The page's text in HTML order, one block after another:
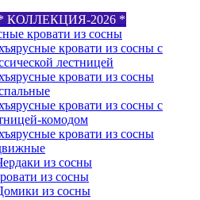
КОЛЛЕКЦИЯ-2026 *
кровати из сосны
кровати из сосны с
лестницей
кровати из сосны
кровати из сосны с
комодом
кровати из сосны
из сосны
из сосны
из сосны